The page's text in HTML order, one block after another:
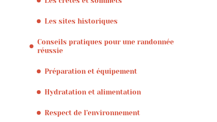
Les sites historiques
Conseils pratiques pour une randonnée
réussie
Préparation et équipement
Hydratation et alimentation
Respect de l’environnement